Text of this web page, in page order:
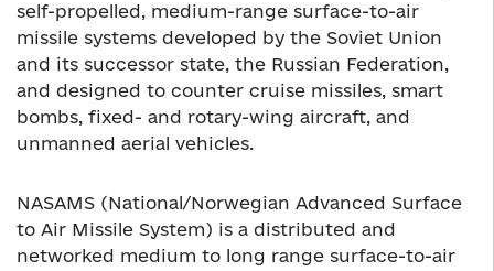
self-propelled, medium-range surface-to-air
missile systems developed by the Soviet Union
and its successor state, the Russian Federation,
and designed to counter cruise missiles, smart
bombs, fixed- and rotary-wing aircraft, and
unmanned aerial vehicles.
NASAMS (National/Norwegian Advanced Surface
to Air Missile System) is a distributed and
networked medium to long range surface-to-air